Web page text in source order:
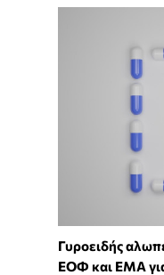
Γυροειδής
ΕΟΦ και EMA